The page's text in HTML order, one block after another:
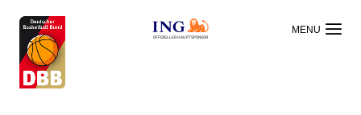
OFFIZIELLER HAUPTSPONSOR